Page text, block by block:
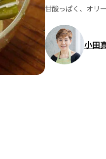
甘酸っぱく、オリ
小田